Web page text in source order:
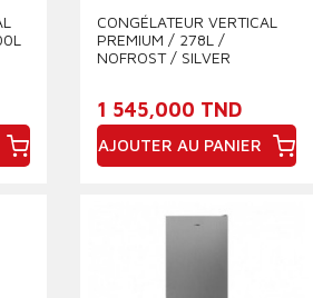
CONGÉLATEUR VERTICAL
PREMIUM / 278L /
NOFROST / SILVER
1 545,000 TND
AJOUTER AU PANIER